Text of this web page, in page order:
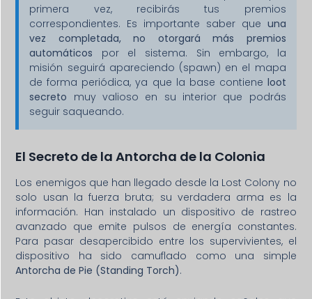
primera vez, recibirás tus premios
correspondientes. Es importante saber que una
vez completada, no otorgará más premios
automáticos por el sistema. Sin embargo, la
misión seguirá apareciendo (spawn) en el mapa
de forma periódica, ya que la base contiene loot
secreto muy valioso en su interior que podrás
seguir saqueando.
El Secreto de la Antorcha de la Colonia
Los enemigos que han llegado desde la Lost Colony no
solo usan la fuerza bruta; su verdadera arma es la
información. Han instalado un dispositivo de rastreo
avanzado que emite pulsos de energía constantes.
Para pasar desapercibido entre los supervivientes, el
dispositivo ha sido camuflado como una simple
Antorcha de Pie (Standing Torch).